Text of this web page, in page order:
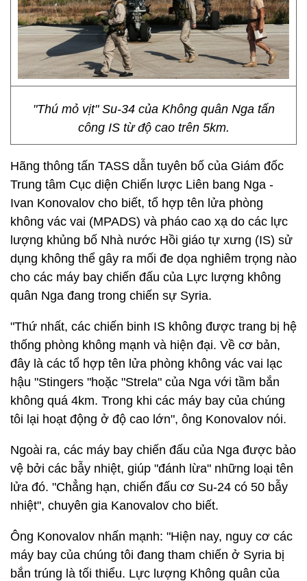
"Thú mỏ vịt" Su-34 của Không quân Nga tấn
công IS từ độ cao trên 5km.
Hãng thông tấn TASS dẫn tuyên bố của Giám đốc
Trung tâm Cục diện Chiến lược Liên bang Nga -
Ivan Konovalov cho biết, tổ hợp tên lửa phòng
không vác vai (MPADS) và pháo cao xạ do các lực
lượng khủng bố Nhà nước Hồi giáo tự xưng (IS) sử
dụng không thể gây ra mối đe dọa nghiêm trọng nào
cho các máy bay chiến đấu của Lực lượng không
quân Nga đang trong chiến sự Syria.
"Thứ nhất, các chiến binh IS không được trang bị hệ
thống phòng không mạnh và hiện đại. Về cơ bản,
đây là các tổ hợp tên lửa phòng không vác vai lạc
hậu "Stingers "hoặc "Strela" của Nga với tầm bắn
không quá 4km. Trong khi các máy bay của chúng
tôi lại hoạt động ở độ cao lớn", ông Konovalov nói.
Ngoài ra, các máy bay chiến đấu của Nga được bảo
vệ bởi các bẫy nhiệt, giúp "đánh lừa" những loại tên
lửa đó. "Chẳng hạn, chiến đấu cơ Su-24 có 50 bẫy
nhiệt", chuyên gia Kanovalov cho biết.
Ông Konovalov nhấn mạnh: "Hiện nay, nguy cơ các
máy bay của chúng tôi đang tham chiến ở Syria bị
bắn trúng là tối thiểu. Lực lượng Không quân của